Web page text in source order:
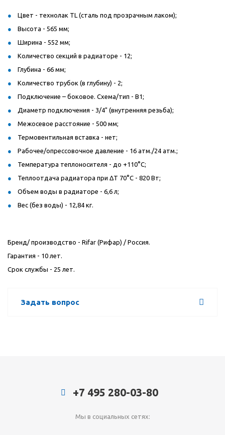
Цвет - технолак TL (сталь под прозрачным лаком);
Высота - 565 мм;
Ширина - 552 мм;
Количество секций в радиаторе - 12;
Глубина - 66 мм;
Количество трубок (в глубину) - 2;
Подключение – боковое. Схема/тип - B1;
Диаметр подключения - 3/4" (внутренняя резьба);
Межосевое расстояние - 500 мм;
Термовентильная вставка - нет;
Рабочее/опрессовочное давление - 16 атм./24 атм.;
Температура теплоносителя - до +110°C;
Теплоотдача радиатора при ΔT 70°C - 820 Вт;
Объем воды в радиаторе - 6,6 л;
Вес (без воды) - 12,84 кг.
Бренд/ производство - Rifar (Рифар) / Россия.
Гарантия - 10 лет.
Срок службы - 25 лет.
Задать вопрос
+7 495 280-03-80
Мы в социальных сетях: